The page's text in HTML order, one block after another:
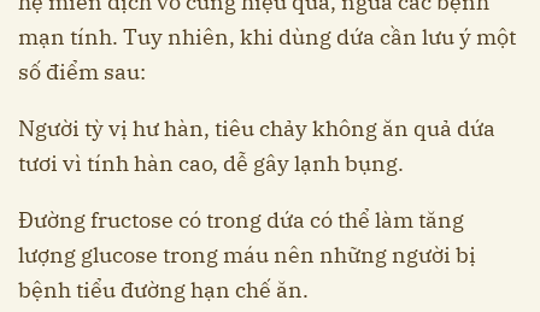
mạn tính. Tuy nhiên, khi dùng dứa cần lưu ý một
số điểm sau:
Người tỳ vị hư hàn, tiêu chảy không ăn quả dứa
tươi vì tính hàn cao, dễ gây lạnh bụng.
Đường fructose có trong dứa có thể làm tăng
lượng glucose trong máu nên những người bị
bệnh tiểu đường hạn chế ăn.